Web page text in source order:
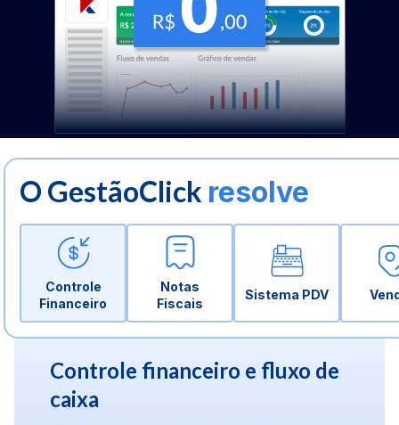
O GestãoClick resolve
Controle
Financeiro
Notas
Fiscais
Sistema PDV
Controle financeiro e fluxo de
caixa